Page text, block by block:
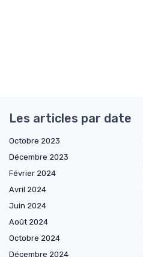
Les articles par date
Octobre 2023
Décembre 2023
Février 2024
Avril 2024
Juin 2024
Août 2024
Octobre 2024
Décembre 2024